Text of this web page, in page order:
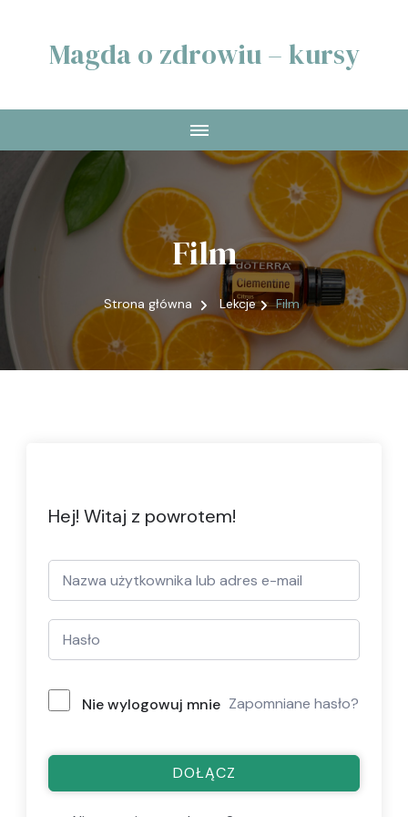
Magda o zdrowiu – kursy
Film
Strona główna Lekcje Film
Hej! Witaj z powrotem!
Nie wylogowuj mnie Zapomniane hasło?
DOŁĄCZ